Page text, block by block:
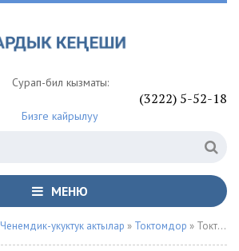
Сурап-билүү кызматы:
(3222) 5-52-18
Бизге кайрылуу
МЕНЮ
Ченемдик-укуктук актылар » Токтомдор » Токтом №66